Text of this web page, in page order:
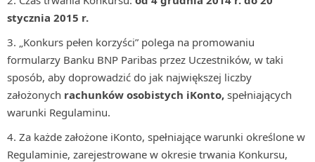
stycznia 2015 r.
„Konkurs pełen korzyści” polega na promowaniu
formularzy Banku BNP Paribas przez Uczestników, w taki
sposób, aby doprowadzić do jak największej liczby
założonych rachunków osobistych iKonto, spełniających
warunki Regulaminu.
Za każde założone iKonto, spełniające warunki określone w
Regulaminie, zarejestrowane w okresie trwania Konkursu,